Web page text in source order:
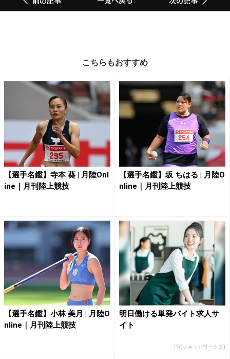
こちらもおすすめ
【選手名鑑】寺本 葵 | 月陸Onl
ine｜月刊陸上競技
【選手名鑑】坂 ちはる | 月陸O
nline｜月刊陸上競技
【選手名鑑】小林 美月 | 月陸O
nline｜月刊陸上競技
明日働ける単発バイト求人サ
イト
PR(ショットワークス)